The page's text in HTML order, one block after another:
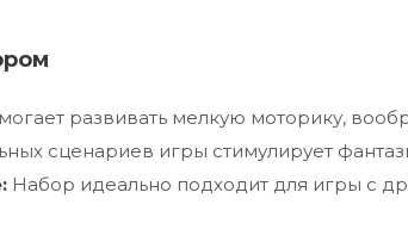
развивать мелкую моторику,
сценариев игры стимулирует
Набор идеально подходит для игры с